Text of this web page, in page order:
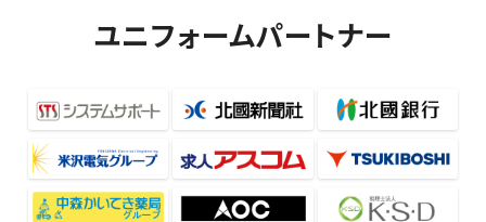
ユニフォームパートナー